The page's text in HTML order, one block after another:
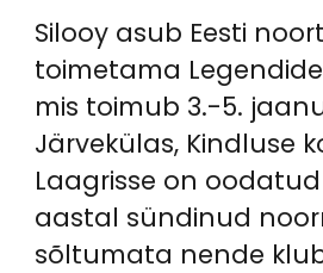
Silooy asub Eesti
toimetama
mis toimub 3.-5.
Järvekülas, Kindluse
Laagrisse on oodatud
aastal sündinud
sõltumata nende